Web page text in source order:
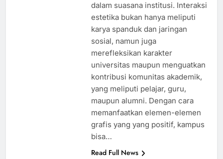
dalam suasana institusi. Interaksi
estetika bukan hanya meliputi
karya spanduk dan jaringan
sosial, namun juga
merefleksikan karakter
universitas maupun menguatkan
kontribusi komunitas akademik,
yang meliputi pelajar, guru,
maupun alumni. Dengan cara
memanfaatkan elemen-elemen
grafis yang yang positif, kampus
bisa…
Read Full News